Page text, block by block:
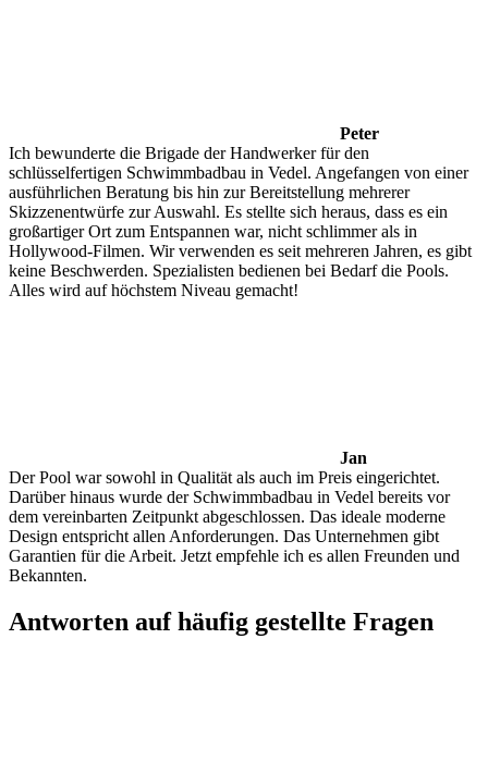
Peter
Ich bewunderte die Brigade der Handwerker für den
schlüsselfertigen Schwimmbadbau in Vedel. Angefangen von einer
ausführlichen Beratung bis hin zur Bereitstellung mehrerer
Skizzenentwürfe zur Auswahl. Es stellte sich heraus, dass es ein
großartiger Ort zum Entspannen war, nicht schlimmer als in
Hollywood-Filmen. Wir verwenden es seit mehreren Jahren, es gibt
keine Beschwerden. Spezialisten bedienen bei Bedarf die Pools.
Alles wird auf höchstem Niveau gemacht!
Jan
Der Pool war sowohl in Qualität als auch im Preis eingerichtet.
Darüber hinaus wurde der Schwimmbadbau in Vedel bereits vor
dem vereinbarten Zeitpunkt abgeschlossen. Das ideale moderne
Design entspricht allen Anforderungen. Das Unternehmen gibt
Garantien für die Arbeit. Jetzt empfehle ich es allen Freunden und
Bekannten.
Antworten auf häufig gestellte Fragen